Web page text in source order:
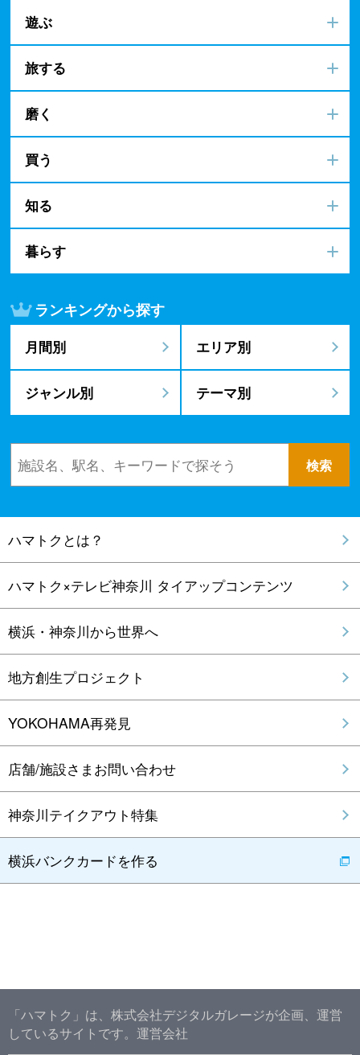
遊ぶ
旅する
磨く
買う
知る
暮らす
ランキングから探す
月間別 エリア別
ジャンル別 テーマ別
ハマトクとは？
ハマトク×テレビ神奈川 タイアップコンテンツ
横浜・神奈川から世界へ
地方創生プロジェクト
YOKOHAMA再発見
店舗/施設さまお問い合わせ
神奈川テイクアウト特集
横浜バンクカードを作る
「ハマトク」は、株式会社デジタルガレージが企画、運営
しているサイトです。 運営会社